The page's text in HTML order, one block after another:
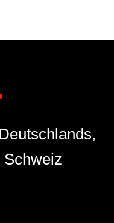
Schweiz